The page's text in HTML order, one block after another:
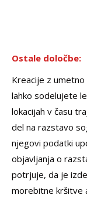
Ostale določbe:
Kreacije z
lahko sodelujete
lokacijah v času
del na razstavo
njegovi podatki
objavljanja o
potrjuje, da je
morebitne kršitve